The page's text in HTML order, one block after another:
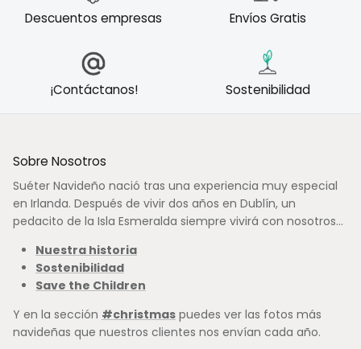
Descuentos empresas Envíos Gratis
¡Contáctanos! Sostenibilidad
Sobre Nosotros
Suéter Navideño nació tras una experiencia muy especial
en Irlanda. Después de vivir dos años en Dublín, un
pedacito de la Isla Esmeralda siempre vivirá con nosotros...
Nuestra historia
Sostenibilidad
Save the Children
Y en la sección #christmas puedes ver las fotos más
navideñas que nuestros clientes nos envían cada año.